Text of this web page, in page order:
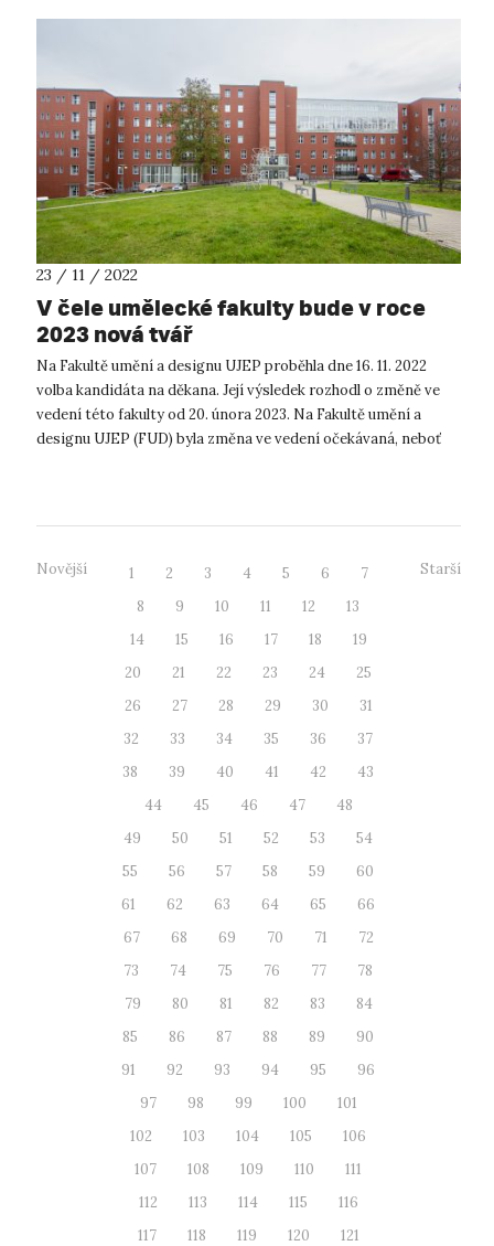
23 / 11 / 2022
V čele umělecké fakulty bude v roce
2023 nová tvář
Na Fakultě umění a designu UJEP proběhla dne 16. 11. 2022
volba kandidáta na děkana. Její výsledek rozhodl o změně ve
vedení této fakulty od 20. února 2023. Na Fakultě umění a
designu UJEP (FUD) byla změna ve vedení očekávaná, neboť
Novější 1 2 3 4 5 6
7
8
9 10 11 12
13
14
15 16 17 18
19
20
21 22 23 24
25
26
27 28 29 30
31
32
33 34 35 36
37
38
39 40 41 42
43
44
45 46 47
48
49
50 51 52 53
54
55
56 57 58 59
60
61
62 63 64 65
66
67
68 69 70 71
72
73
74 75 76 77
78
79
80 81 82 83
84
85
86 87 88 89
90
91
92 93 94 95
96
97
98 99 100
101
102
103 104 105
106
107
108 109 110
111
112
113 114 115
116
117
118 119 120
121
Starší